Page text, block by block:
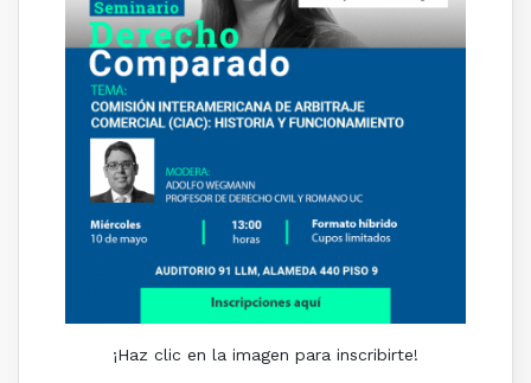
¡Haz clic en la imagen para inscribirte!